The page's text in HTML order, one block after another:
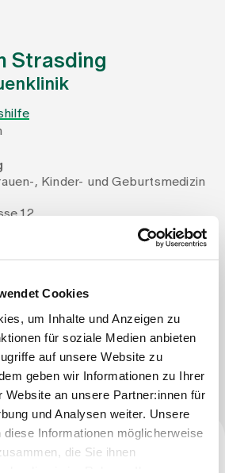
Cookies
um Inhalte und Anzeigen zu
für soziale Medien anbieten
auf unsere Website zu
geben wir Informationen zu Ihrer
Website an unsere Partner:innen für
und Analysen weiter. Unsere
diese Informationen möglicherweise
die Sie ihnen
Strasding
, Kinder- und Geburtsmedizin
12